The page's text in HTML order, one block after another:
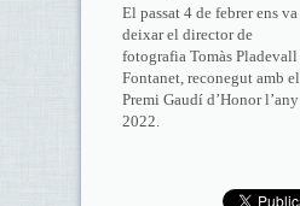
El passat 4 de febrer ens va
deixar el director de
fotografia Tomàs Pladevall
Fontanet, reconegut amb el
Premi Gaudí d’Honor l’any
2022.